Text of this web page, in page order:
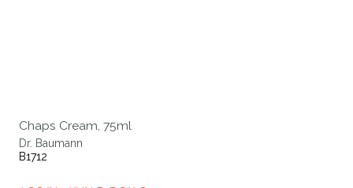
Chaps Cream, 75ml
Dr. Baumann
B1712